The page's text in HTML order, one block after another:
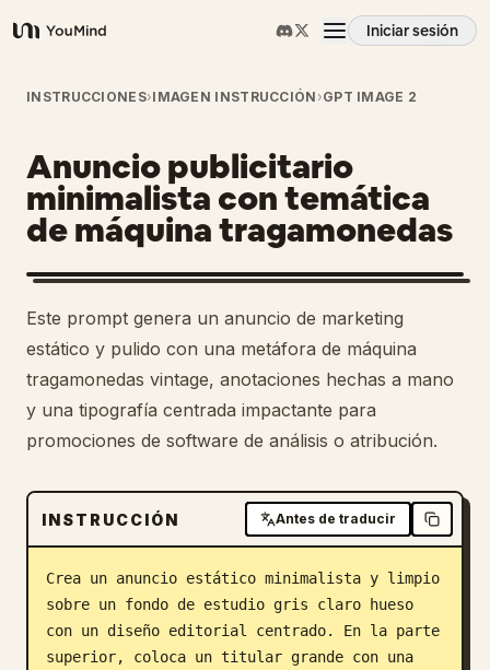
YouMind
Iniciar sesión
Resumen
Casos de uso
Habilidades
Prompts
Precios
Descargar
Blog
Actualizaciones
INSTRUCCIONES›IMAGEN INSTRUCCIÓN ›GPT IMAGE 2
Anuncio publicitario
minimalista con temática
de máquina tragamonedas
Este prompt genera un anuncio de marketing
estático y pulido con una metáfora de máquina
tragamonedas vintage, anotaciones hechas a mano
y una tipografía centrada impactante para
promociones de software de análisis o atribución.
INSTRUCCIÓN Antes de traducir
Crea un anuncio estático minimalista y limpio
sobre un fondo de estudio gris claro hueso
con un diseño editorial centrado. En la parte
superior, coloca un titular grande con una